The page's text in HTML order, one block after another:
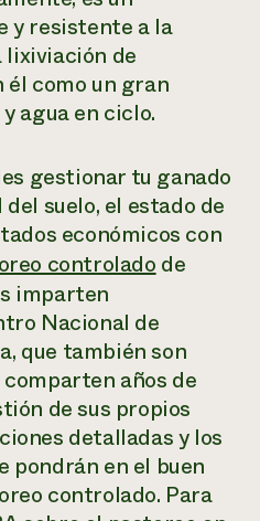
y resistente a la
lixiviación de
él como un gran
agua en ciclo.
gestionar tu ganado
suelo, el estado de
económicos con
controladode
imparten
Nacional de
que también son
años de
de sus propios
detalladas y los
pondrán en el buen
controlado. Para